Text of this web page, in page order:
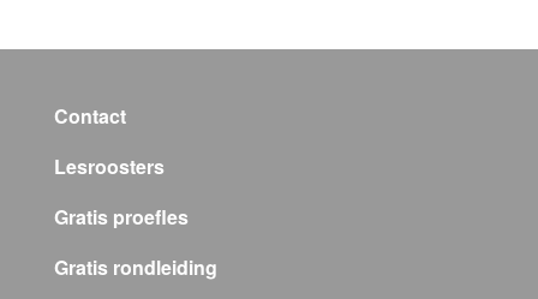
Contact
Lesroosters
Gratis proefles
Gratis rondleiding